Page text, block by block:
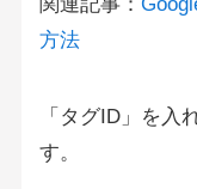
方法
「タグID」を入
す。